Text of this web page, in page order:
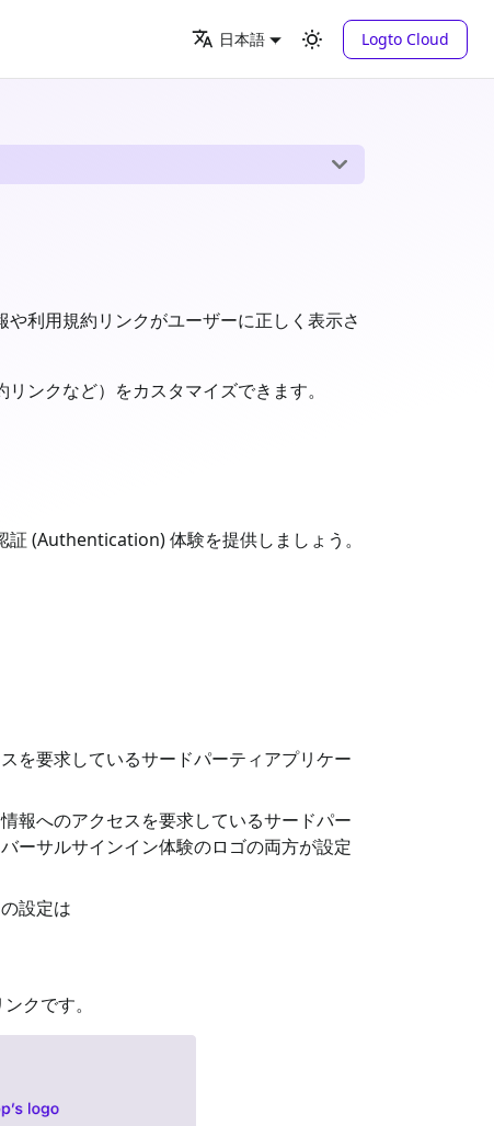
日本語 Logto Cloud
利用規約リンクがユーザーに正しく表示さ
ンクなど）をカスタマイズできます。
(Authentication) 体験を提供しましょう。
を要求しているサードパーティアプリケー
報へのアクセスを要求しているサードパー
ーサルサインイン体験のロゴの両方が設定
設定は
クです。